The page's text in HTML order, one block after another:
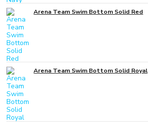
Arena Team Swim Bottom Solid Red
Arena Team Swim Bottom Solid Royal